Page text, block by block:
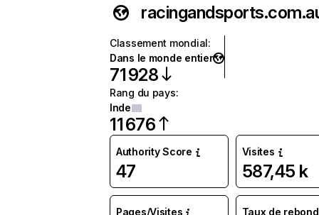
Classement mondial:
Dans le monde entier
71 928
Rang du pays:
Inde
11 676
Authority Score
47
Visites
587,45 k
Pages/Visites Taux de rebond